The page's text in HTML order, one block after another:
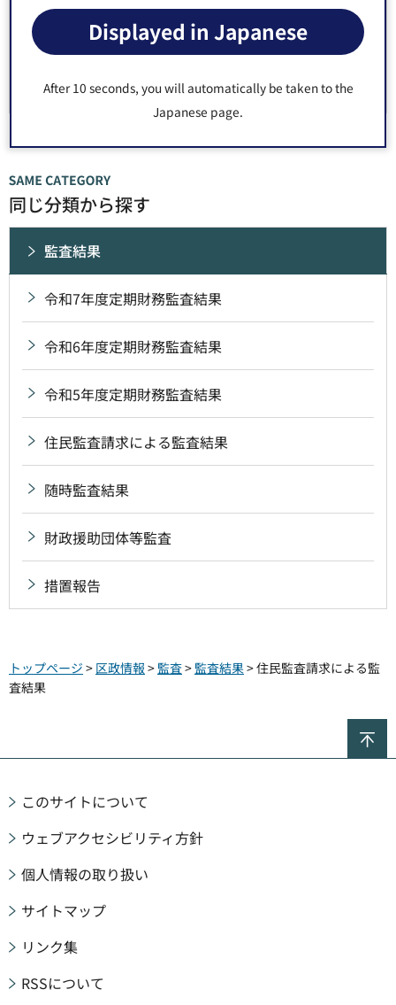
Displayed in Japanese
After 10 seconds, you will automatically be taken to the
Japanese page.
3：見つけにくかった
同じ分類から探す
監査結果
令和7年度定期財務監査結果
令和6年度定期財務監査結果
令和5年度定期財務監査結果
住民監査請求による監査結果
随時監査結果
財政援助団体等監査
措置報告
トップページ > 区政情報 > 監査> 監査結果 > 住民監査請求による監
査結果
このサイトについて
ウェブアクセシビリティ方針
個人情報の取り扱い
サイトマップ
リンク集
RSSについて